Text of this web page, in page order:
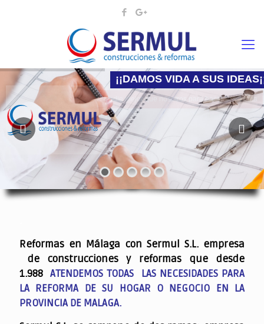
¡¡DAMOS VIDA A SUS
Nadie mejor que nosotros para hacer la reforma
Reformas en Málaga con Sermul S.L. empresa
de construcciones y reformas que desde
1.988ATENDEMOS TODAS LAS NECESIDADES PARA
LA REFORMA DE SU HOGAR O NEGOCIO EN LA
PROVINCIA DE MALAGA.